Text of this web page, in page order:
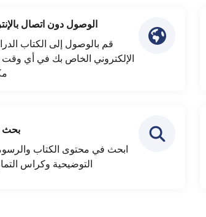
الوصول دون اتصال
قم بالوصول إلى الكتاب
الإلكتروني الخاص بك في أي
بحث
ابحث في محتوى الكتاب
التوضيحية وكراس